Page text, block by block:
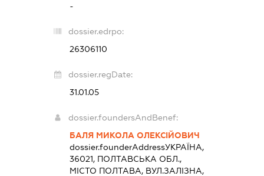
-
dossier.edrpo:
26306110
dossier.regDate:
31.01.05
dossier.foundersAndBenef:
БАЛЯ МИКОЛА ОЛЕКСІЙОВИЧ
dossier.founderAddressУКРАЇНА,
36021, ПОЛТАВСЬКА ОБЛ.,
МІСТО ПОЛТАВА, ВУЛ.ЗАЛІЗНА,